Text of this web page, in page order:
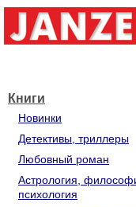
Книги
Новинки
Детективы, триллеры
Любовный роман
Астрология,
психология